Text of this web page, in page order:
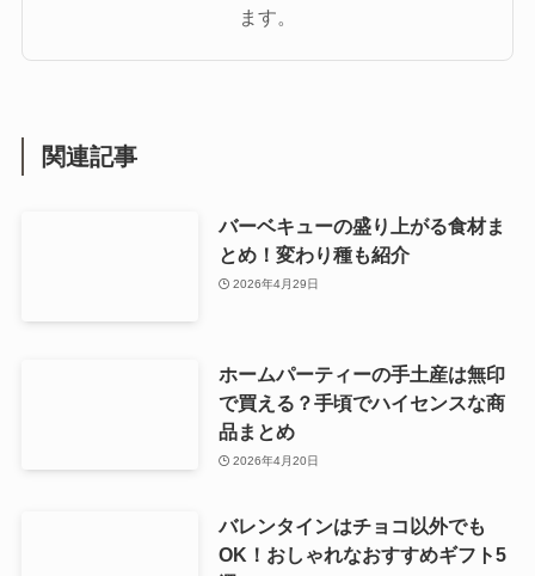
ます。
関連記事
バーベキューの盛り上がる食材ま
とめ！変わり種も紹介
2026年4月29日
ホームパーティーの手土産は無印
で買える？手頃でハイセンスな商
品まとめ
2026年4月20日
バレンタインはチョコ以外でも
OK！おしゃれなおすすめギフト5